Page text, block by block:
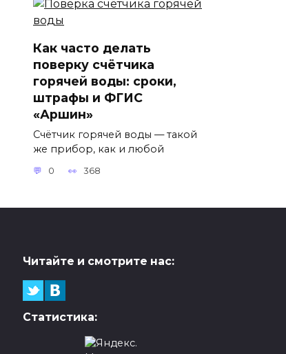
Как часто делать
поверку счётчика
горячей воды: сроки,
штрафы и ФГИС
«Аршин»
Счётчик горячей воды — такой
же прибор, как и любой
0 368
Читайте и смотрите нас:
Статистика: